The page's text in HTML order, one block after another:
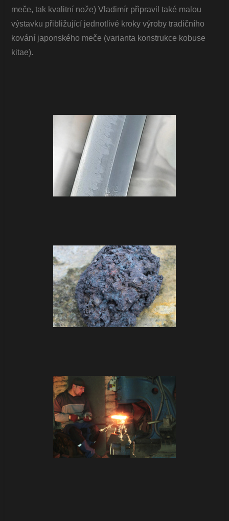
meče, tak kvalitní nože) Vladimír připravil také malou
výstavku přibližující jednotlivé kroky výroby tradičního
kování japonského meče (varianta konstrukce kobuse
kitae).